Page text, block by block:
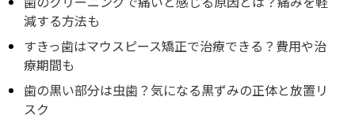
減する方法も
すきっ歯はマウスピース矯正で治療できる？費用や治
療期間も
歯の黒い部分は虫歯？気になる黒ずみの正体と放置リ
スク